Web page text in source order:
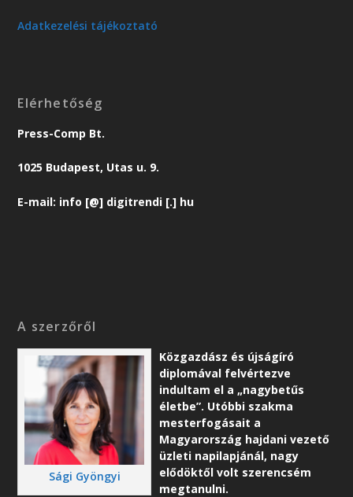
Adatkezelési tájékoztató
Elérhetőség
Press-Comp Bt.
1025 Budapest, Utas u. 9.
E-mail: info [@] digitrendi [.] hu
A szerzőről
Sági Gyöngyi
Közgazdász és újságíró
diplomával felvértezve
indultam el a „nagybetűs
életbe”. Utóbbi szakma
mesterfogásait a
Magyarország hajdani vezető
üzleti napilapjánál, nagy
elődöktől volt szerencsém
megtanulni.